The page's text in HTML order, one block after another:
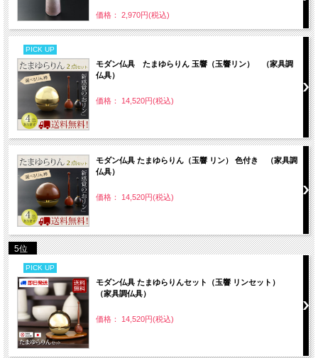
価格： 2,970円(税込)
PICK UP
モダン仏具 たまゆらりん 玉響（玉響リン） （家具調
仏具）
価格： 14,520円(税込)
モダン仏具 たまゆらりん（玉響 リン） 色付き （家具調
仏具）
価格： 14,520円(税込)
5位
PICK UP
モダン仏具 たまゆらりんセット（玉響 リンセット）
（家具調仏具）
価格： 14,520円(税込)